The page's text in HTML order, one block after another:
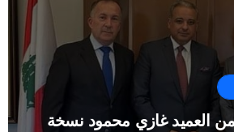
العميد غازي محمود نسخة